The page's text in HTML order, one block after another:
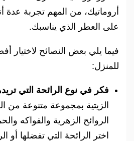
أروماتيك، من المهم تجربة عدة
على العطر الذي يناسبك.
فيما يلي بعض النصائح لاختيار
للمنزل:
فكر في نوع الرائحة التي
الزيتية بمجموعة متنوعة من
الروائح الزهرية والفواكه
اختر الرائحة التي تفضلها أو